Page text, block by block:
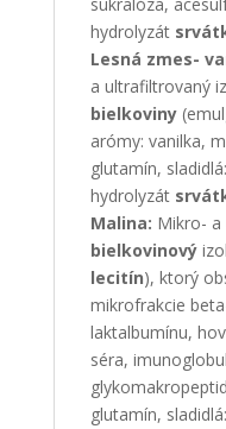
sukralóza,
hydrolyzát
Lesná zmes-
a ultrafiltrovaný
bielkoviny
arómy: vanilka,
glutamín,
hydrolyzát
Malina: Mikro-
bielkovinový
lecitín), ktorý
mikrofrakcie
laktalbumínu,
séra,
glutamín,